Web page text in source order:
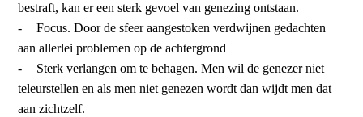
bestraft, kan er een sterk gevoel van genezing ontstaan.
-
Focus. Door de sfeer aangestoken verdwijnen gedachten
aan allerlei problemen op de achtergrond
-
Sterk verlangen om te behagen. Men wil de genezer niet
teleurstellen en als men niet genezen wordt dan wijdt men dat
aan zichtzelf.